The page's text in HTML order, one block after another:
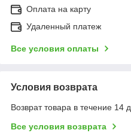
Оплата на карту
Удаленный платеж
Все условия оплаты
Условия возврата
Возврат товара в течение 14
Все условия возврата